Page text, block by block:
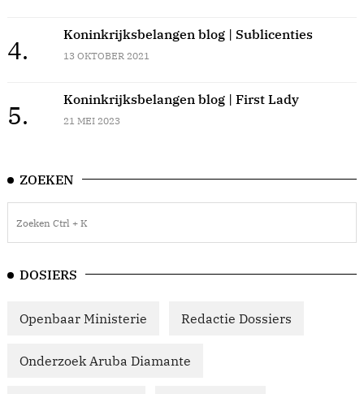
4.
Koninkrijksbelangen blog | Sublicenties
13 OKTOBER 2021
5.
Koninkrijksbelangen blog | First Lady
21 MEI 2023
ZOEKEN
DOSIERS
Openbaar Ministerie Redactie Dossiers
Onderzoek Aruba Diamante